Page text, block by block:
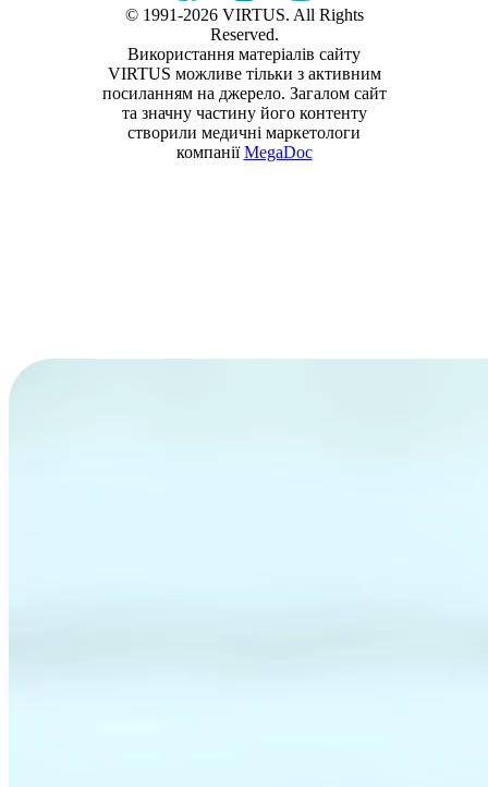
© 1991-2026 VIRTUS. All Rights
Reserved.
Використання матеріалів сайту
VIRTUS можливе тільки з активним
посиланням на джерело. Загалом сайт
та значну частину його контенту
створили медичні маркетологи
компаніїMegaDoc